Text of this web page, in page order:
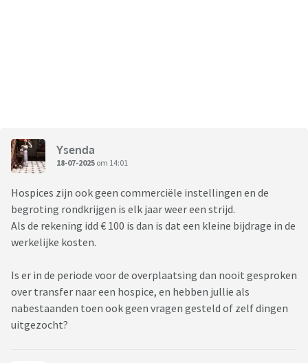
Ysenda
18-07-2025 om 14:01
Hospices zijn ook geen commerciële instellingen en de
begroting rondkrijgen is elk jaar weer een strijd.
Als de rekening idd € 100 is dan is dat een kleine bijdrage in de
werkelijke kosten.
Is er in de periode voor de overplaatsing dan nooit gesproken
over transfer naar een hospice, en hebben jullie als
nabestaanden toen ook geen vragen gesteld of zelf dingen
uitgezocht?